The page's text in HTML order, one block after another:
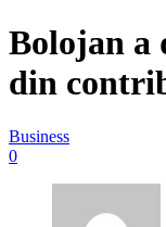
Bolojan a
din
Business
0